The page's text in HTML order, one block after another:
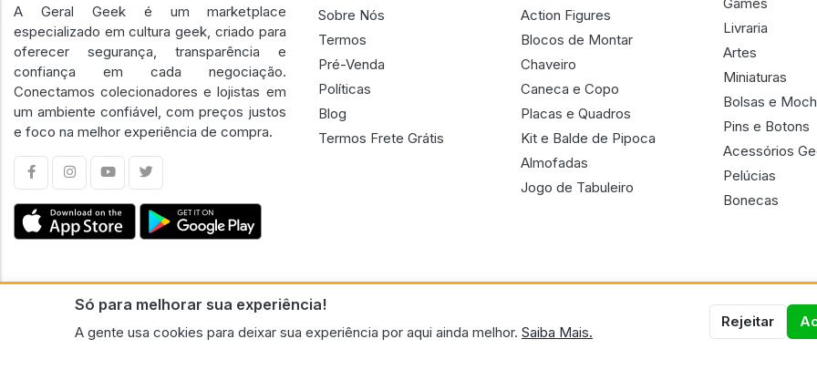
Só para melhorar sua experiência!
A gente usa cookies para deixar sua experiência por aqui ainda melhor. Saiba Mais.
Rejeitar
A Geral Geek é um marketplace
especializado em cultura geek, criado para
oferecer segurança, transparência e
confiança em cada negociação.
Conectamos colecionadores e lojistas em
um ambiente confiável, com preços justos
e foco na melhor experiência de compra.
Sobre Nós
Termos
Pré-Venda
Políticas
Blog
Termos Frete Grátis
Action Figures
Blocos de Montar
Chaveiro
Caneca e Copo
Placas e Quadros
Kit e Balde de Pipoca
Almofadas
Jogo de Tabuleiro
Livraria
Artes
Miniaturas
Bolsas e
Pins e Botons
Acessórios
Pelúcias
Bonecas
CNPJ n.º 30.220.458/0001-17 - GERAL GEEK PORTAL ELETRONICO LTDA.